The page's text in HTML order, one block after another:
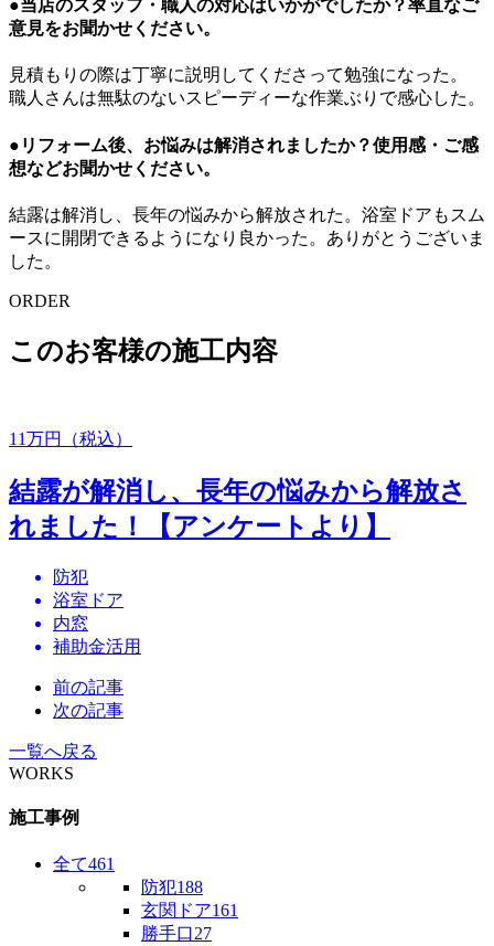
●当店のスタッフ・職人の対応はいかがでしたか？率直なご
意見をお聞かせください。
見積もりの際は丁寧に説明してくださって勉強になった。
職人さんは無駄のないスピーディーな作業ぶりで感心した。
●リフォーム後、お悩みは解消されましたか？使用感・ご感
想などお聞かせください。
結露は解消し、長年の悩みから解放された。浴室ドアもスム
ースに開閉できるようになり良かった。ありがとうございま
した。
ORDER
このお客様の施工内容
11万円（税込）
結露が解消し、長年の悩みから解放さ
れました！【アンケートより】
防犯
浴室ドア
内窓
補助金活用
前の記事
次の記事
一覧へ戻る
WORKS
施工事例
全て461
防犯188
玄関ドア161
勝手口27